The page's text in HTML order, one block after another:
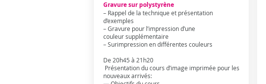
Gravure sur polystyrène
– Rappel de la technique et présentation
d’exemples
– Gravure pour l’impression d’une
couleur supplémentaire
– Surimpression en différentes couleurs
De 20h45 à 21h20
Présentation du cours d’image imprimée pour les
nouveaux arrivés: